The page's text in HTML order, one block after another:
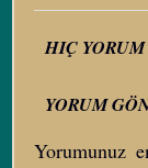
HIÇ
YORUM
Yorumunuz